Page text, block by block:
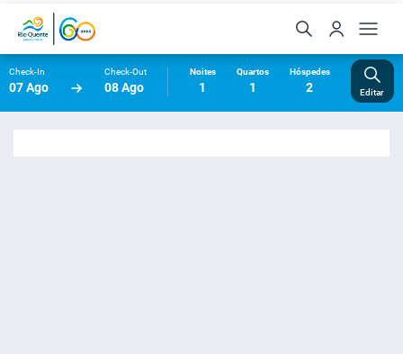
Check-In
07 Ago
Check-Out
08 Ago
Noites
1
Quartos
1
Hóspedes
2 Editar